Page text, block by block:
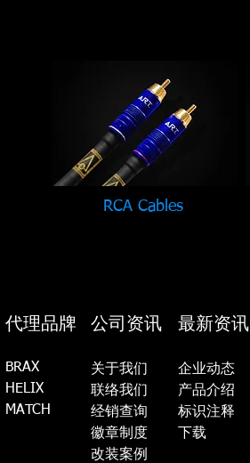
RCA Cables
代理品牌
BRAX
HELIX
MATCH
公司资讯
关于我们
联络我们
经销查询
徽章制度
​​改装案例
最新资讯
企业动态
产品介绍
标识注释
​下载